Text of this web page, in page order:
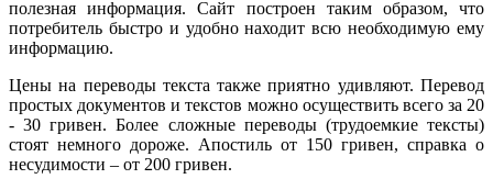
полезная информация. Сайт построен таким образом, что
потребитель быстро и удобно находит всю необходимую ему
информацию.
Цены на переводы текста также приятно удивляют. Перевод
простых документов и текстов можно осуществить всего за 20
- 30 гривен. Более сложные переводы (трудоемкие тексты)
стоят немного дороже. Апостиль от 150 гривен, справка о
несудимости – от 200 гривен.